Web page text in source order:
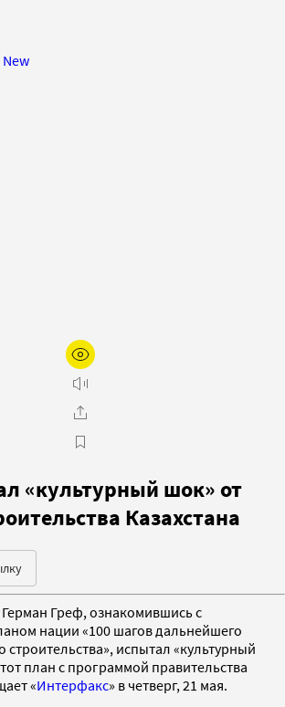
New
«культурный шок» от
Казахстана
Греф, ознакомившись с
нации «100 шагов дальнейшего
строительства», испытал «культурный
план с программой правительства
«Интерфакс» в четверг, 21 мая.